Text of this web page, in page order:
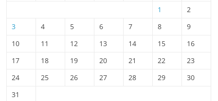
1
2
3
4 5 6 7 8
9
10
11 12 13 14 15
16
17
18 19 20 21 22
23
24
25 26 27 28 29
30
31